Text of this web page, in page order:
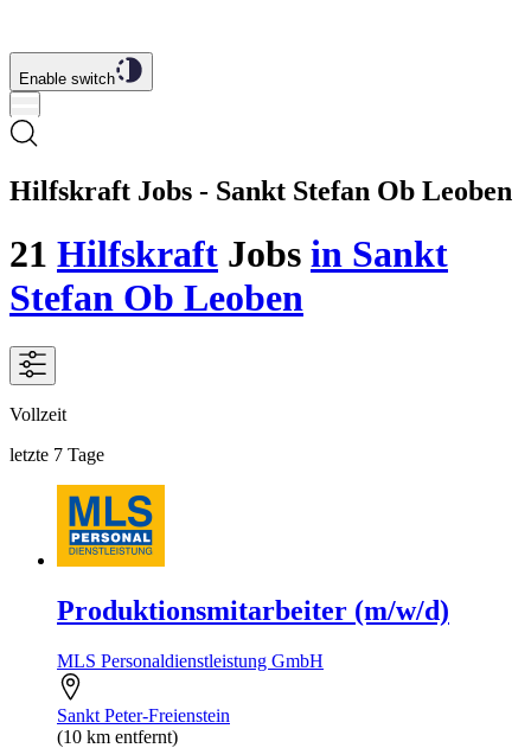
Enable switch
Hilfskraft Jobs - Sankt Stefan Ob Leoben
21 Hilfskraft Jobs in Sankt
Stefan Ob Leoben
Vollzeit
letzte 7 Tage
Produktionsmitarbeiter (m/w/d)
MLS Personaldienstleistung GmbH
Sankt Peter-Freienstein
(10 km entfernt)